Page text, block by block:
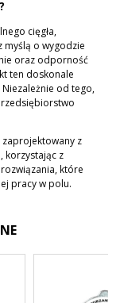
cięgła,
myślą o wygodzie
oraz odporność
ten doskonale
od tego,
zaprojektowany z
korzystając z
które
pracy w polu.